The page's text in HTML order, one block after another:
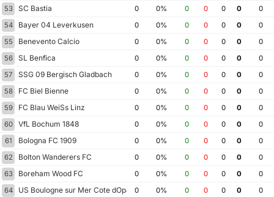
53
SC Bastia 0 0% 0 0 0 0
0
54
Bayer 04 Leverkusen 0 0% 0 0 0 0
0
55
Benevento Calcio 0 0% 0 0 0 0
0
56
SL Benfica 0 0% 0 0 0 0
0
57
SSG 09 Bergisch Gladbach 0 0% 0 0 0 0
0
58
FC Biel Bienne 0 0% 0 0 0 0
0
59
FC Blau WeiSs Linz 0 0% 0 0 0 0
0
60
VfL Bochum 1848 0 0% 0 0 0 0
0
61
Bologna FC 1909 0 0% 0 0 0 0
0
62
Bolton Wanderers FC 0 0% 0 0 0 0
0
63
Boreham Wood FC 0 0% 0 0 0 0
0
64
US Boulogne sur Mer Cote dOpale0 0% 0 0 0 0
0